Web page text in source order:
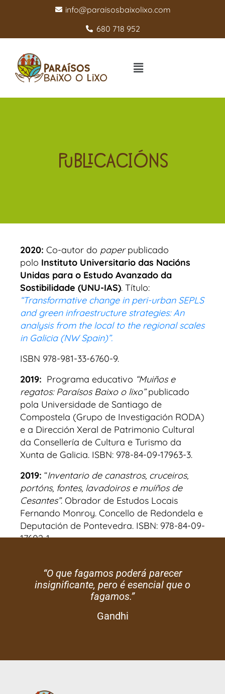
info@paraisosbaixolixo.com
680 718 952
PUBLICACIÓNS
2020: Co-autor do paperpublicado
polo Instituto Universitario das Nacións
Unidas para o Estudo Avanzado da
Sostibilidade (UNU-IAS). Título:
“Transformative change in peri-urban SEPLS
and green infraestructure strategies: An
analysis from the local to the regional scales
in Galicia (NW Spain)”.
ISBN 978-981-33-6760-9.
2019: Programa educativo “Muiños e
regatos: Paraísos Baixo o lixo”publicado
pola Universidade de Santiago de
Compostela (Grupo de Investigación RODA)
e a Dirección Xeral de Patrimonio Cultural
da Consellería de Cultura e Turismo da
Xunta de Galicia. ISBN: 978-84-09-17963-3.
2019: “Inventario de canastros, cruceiros,
portóns, fontes, lavadoiros e muíños de
Cesantes”. Obrador de Estudos Locais
Fernando Monroy. Concello de Redondela e
Deputación de Pontevedra. ISBN: 978-84-09-
17602-1
“O que fagamos poderá parecer
insignificante, pero é esencial que o
fagamos.”
Gandhi